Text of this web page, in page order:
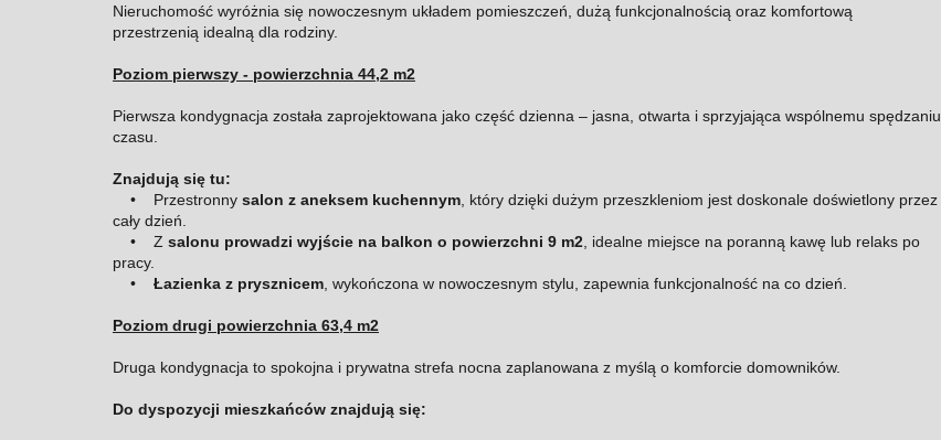
Nieruchomość wyróżnia się nowoczesnym układem pomieszczeń, dużą funkcjonalnością oraz komfortową
przestrzenią idealną dla rodziny.
Poziom pierwszy - powierzchnia 44,2 m2
Pierwsza kondygnacja została zaprojektowana jako część dzienna – jasna, otwarta i sprzyjająca wspólnemu spędzaniu
czasu.
Znajdują się tu:
• Przestronny salon z aneksem kuchennym , który dzięki dużym przeszkleniom jest doskonale doświetlony przez
cały dzień.
• Z salonu prowadzi wyjście na balkon o powierzchni 9 m2 , idealne miejsce na poranną kawę lub relaks po
pracy.
•
Łazienka z prysznicem , wykończona w nowoczesnym stylu, zapewnia funkcjonalność na co dzień.
Poziom drugi powierzchnia 63,4 m2
Druga kondygnacja to spokojna i prywatna strefa nocna zaplanowana z myślą o komforcie domowników.
Do dyspozycji mieszkańców znajdują się: